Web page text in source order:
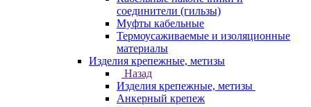
соединители (гильзы)
Муфты кабельные
Термоусаживаемые и изоляционные
материалы
Изделия крепежные, метизы
Назад
Изделия крепежные, метизы
Анкерный крепеж